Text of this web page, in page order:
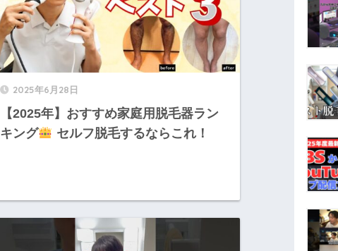
2025年6月28日
【2025年】おすすめ家庭用脱毛器ラン
キング
セルフ脱毛するならこれ！